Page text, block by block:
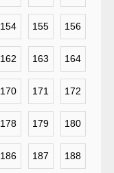
154 155 156
162 163 164
170 171 172
178 179 180
186 187 188